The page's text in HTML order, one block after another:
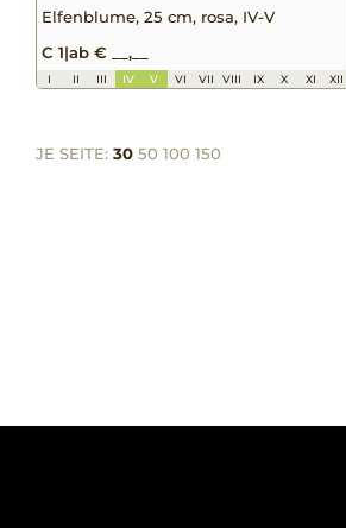
Elfenblume, 25 cm, rosa, IV-V
C 1|ab € __,__
I II III IV V VI VII VIII IX X XI XII
JE SEITE: 30 50 100 150